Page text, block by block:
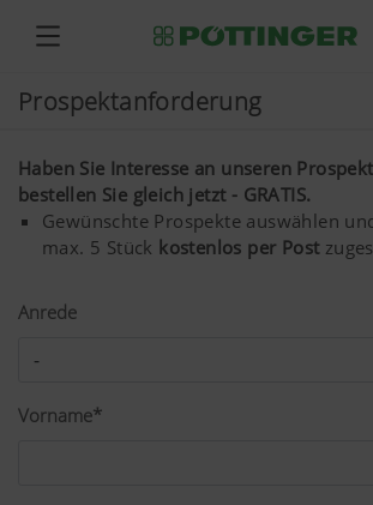
Prospektanforderung
Haben Sie Interesse an unseren
bestellen Sie gleich jetzt - GRATIS.
Gewünschte Prospekte auswählen
max. 5 Stück kostenlos per Post
Anrede
Vorname*